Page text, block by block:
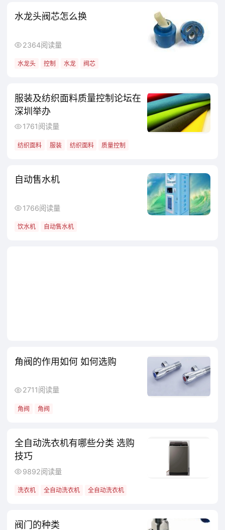
压阀将压力适配下游需求，可降低水泵负荷，
减压阀的工作依赖 “压力反馈 + 阀芯动作”
的闭环调节机制，以最常见的活塞式减压阀为
推动阀芯(或活塞)移动，压缩阀芯下方的弹
簧。此时阀芯与阀座之间形成缝隙，高压流体
通过缝隙节流降压，变为低压流体从出口流
出。
量，从而抑制出口压力继续升高。
3.动态平衡：若出口压力降低，反馈压力
随之减小，弹簧的弹力会推动阀芯向打开方向
量，使出口压力回升。通过这种 “压力升高则
关小、压力降低则开大” 的自动调节，出口压
力能始终稳定在预设的压力值附近，不受进口
压力波动或下游流量变化的大幅影响。
水龙头阀芯怎么换
2364阅读量
水龙头 控制 水龙 阀芯
服装及纺织面料质量控制论坛在
深圳举办
1761阅读量
纺织面料 服装 纺织面料 质量控制
自动售水机
1766阅读量
饮水机 自动售水机
角阀的作用如何 如何选购
2711阅读量
角阀 角阀
全自动洗衣机有哪些分类 选购
技巧
9892阅读量
洗衣机 全自动洗衣机 全自动洗衣机
阀门的种类